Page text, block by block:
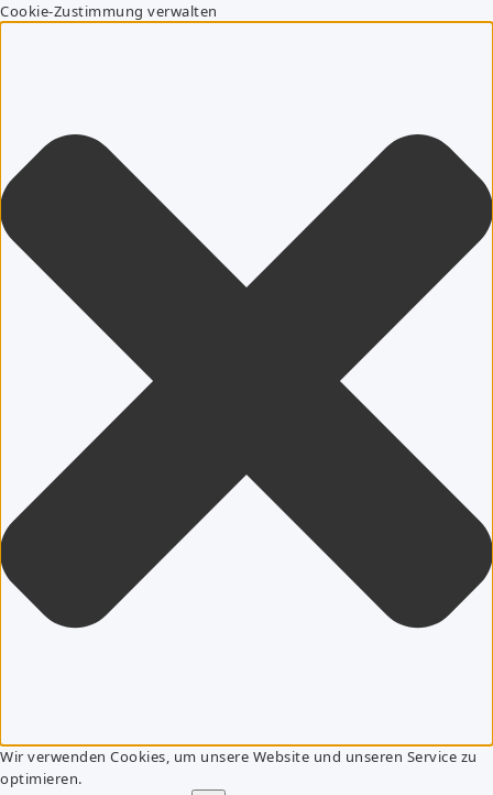
Cookie-Zustimmung verwalten
Wir verwenden Cookies, um unsere Website und unseren Service zu
optimieren.